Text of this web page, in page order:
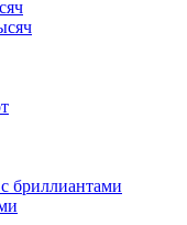
бриллиантами